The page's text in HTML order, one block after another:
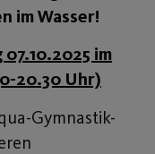
im Wasser!
07.10.2025 im
20.30 Uhr)
Gymnastik-